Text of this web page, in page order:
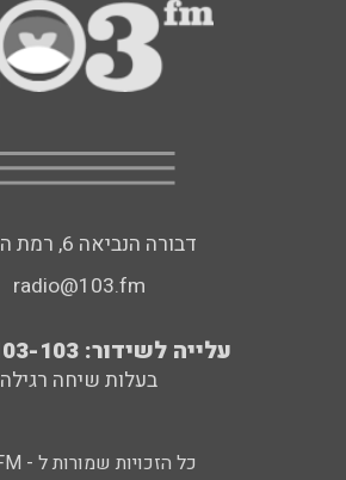
דבורה הנביאה 6, רמת השרון
radio@103.fm
עלייה לשידור: 0552-103-103
בעלות שיחה רגילה
כל הזכויות שמורות ל - 103FM